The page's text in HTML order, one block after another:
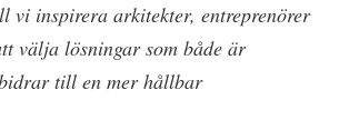
vi inspirera arkitekter, entreprenörer
välja lösningar som både är
till en mer hållbar